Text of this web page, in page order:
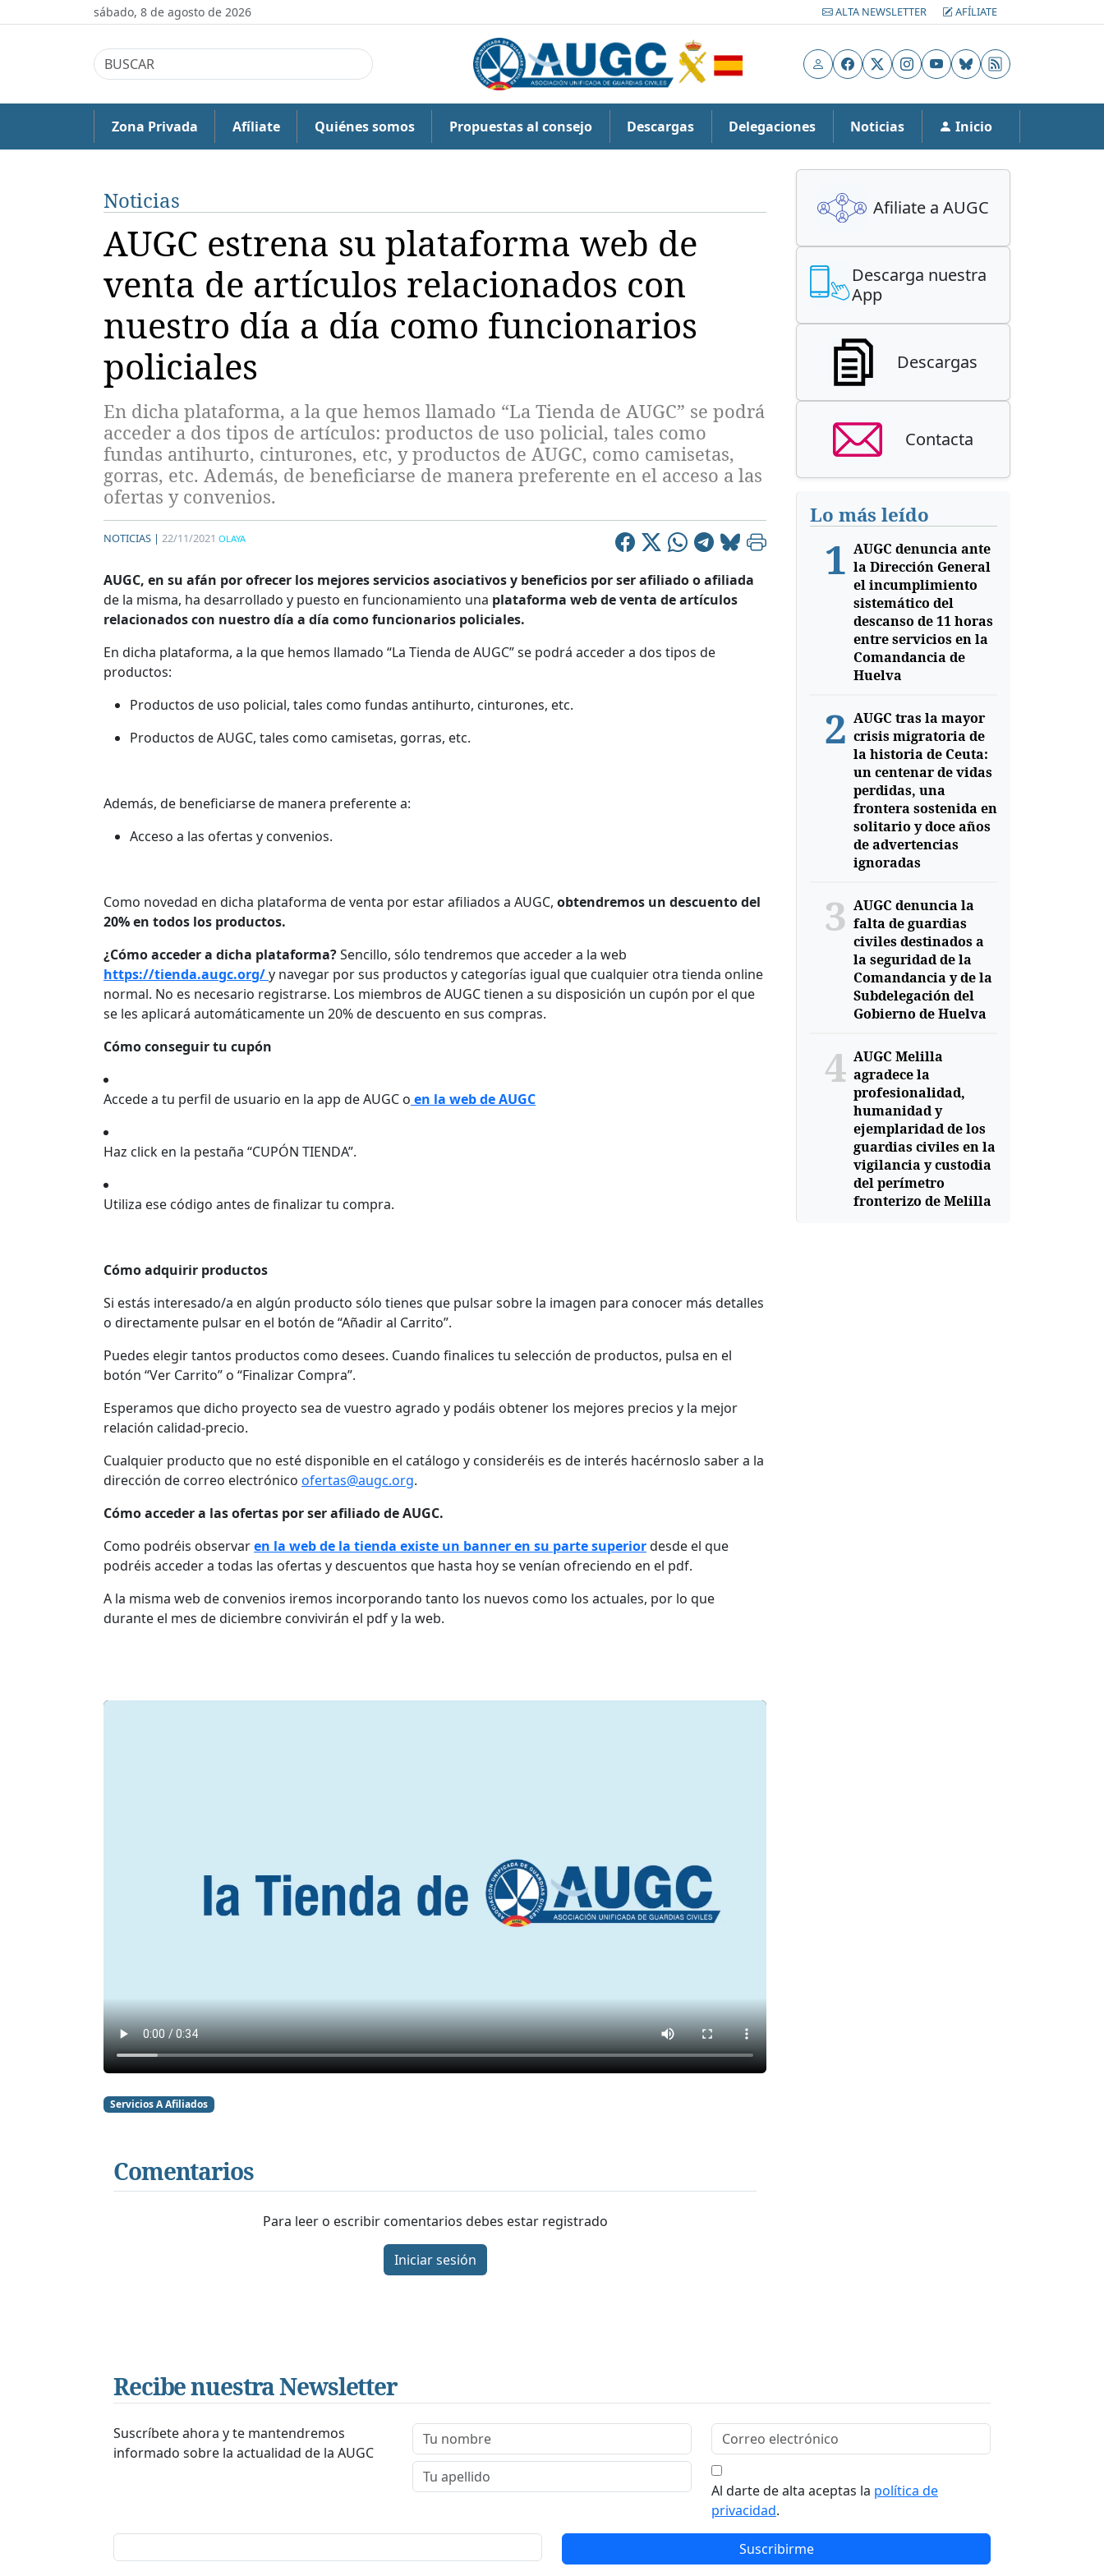
sábado, 8 de agosto de 2026 ALTA NEWSLETTER AFÍLIATE
UsuarioFacebook
X Instagram
YouTubeBluesky
RSS
Zona Privada Afíliate Quiénes somos Propuestas al consejo Descargas Delegaciones Noticias Inicio
Noticias
AUGC estrena su plataforma web de
venta de artículos relacionados con
nuestro día a día como funcionarios
policiales
En dicha plataforma, a la que hemos llamado “La Tienda de AUGC” se podrá
acceder a dos tipos de artículos: productos de uso policial, tales como
fundas antihurto, cinturones, etc, y productos de AUGC, como camisetas,
gorras, etc. Además, de beneficiarse de manera preferente en el acceso a las
ofertas y convenios.
NOTICIAS | 22/11/2021 OLAYA
AUGC, en su afán por ofrecer los mejores servicios asociativos y beneficios por ser afiliado o afiliada
de la misma, ha desarrollado y puesto en funcionamiento una plataforma web de venta de artículos
relacionados con nuestro día a día como funcionarios policiales.
En dicha plataforma, a la que hemos llamado “La Tienda de AUGC” se podrá acceder a dos tipos de
productos:
Productos de uso policial, tales como fundas antihurto, cinturones, etc.
Productos de AUGC, tales como camisetas, gorras, etc.
Además, de beneficiarse de manera preferente a:
Acceso a las ofertas y convenios.
Como novedad en dicha plataforma de venta por estar afiliados a AUGC, obtendremos un descuento del
20% en todos los productos.
¿Cómo acceder a dicha plataforma?Sencillo, sólo tendremos que acceder a la web
https://tienda.augc.org/y navegar por sus productos y categorías igual que cualquier otra tienda online
normal. No es necesario registrarse. Los miembros de AUGC tienen a su disposición un cupón por el que
se les aplicará automáticamente un 20% de descuento en sus compras.
Cómo conseguir tu cupón
Accede a tu perfil de usuario en la app de AUGC o en la web de AUGC
Haz click en la pestaña “CUPÓN TIENDA”.
Utiliza ese código antes de finalizar tu compra.
Cómo adquirir productos
Si estás interesado/a en algún producto sólo tienes que pulsar sobre la imagen para conocer más detalles
o directamente pulsar en el botón de “Añadir al Carrito”.
Puedes elegir tantos productos como desees. Cuando finalices tu selección de productos, pulsa en el
botón “Ver Carrito” o “Finalizar Compra”.
Esperamos que dicho proyecto sea de vuestro agrado y podáis obtener los mejores precios y la mejor
relación calidad-precio.
Cualquier producto que no esté disponible en el catálogo y consideréis es de interés hacérnoslo saber a la
dirección de correo electrónico ofertas@augc.org.
Cómo acceder a las ofertas por ser afiliado de AUGC.
Como podréis observaren la web de la tienda existe un banner en su parte superiordesde el que
podréis acceder a todas las ofertas y descuentos que hasta hoy se venían ofreciendo en el pdf.
A la misma web de convenios iremos incorporando tanto los nuevos como los actuales, por lo que
durante el mes de diciembre convivirán el pdf y la web.
Servicios A Afiliados
Comentarios
Para leer o escribir comentarios debes estar registrado
Iniciar sesión
Afiliate a AUGC
Descarga nuestra
App
Descargas
Contacta
Lo más leído
1 AUGC denuncia ante
la Dirección General
el incumplimiento
sistemático del
descanso de 11 horas
entre servicios en la
Comandancia de
Huelva
2 AUGC tras la mayor
crisis migratoria de
la historia de Ceuta:
un centenar de vidas
perdidas, una
frontera sostenida en
solitario y doce años
de advertencias
ignoradas
3 AUGC denuncia la
falta de guardias
civiles destinados a
la seguridad de la
Comandancia y de la
Subdelegación del
Gobierno de Huelva
4 AUGC Melilla
agradece la
profesionalidad,
humanidad y
ejemplaridad de los
guardias civiles en la
vigilancia y custodia
del perímetro
fronterizo de Melilla
Recibe nuestra Newsletter
Suscríbete ahora y te mantendremos
informado sobre la actualidad de la AUGC
Al darte de alta aceptas la política de
privacidad.
Suscribirme